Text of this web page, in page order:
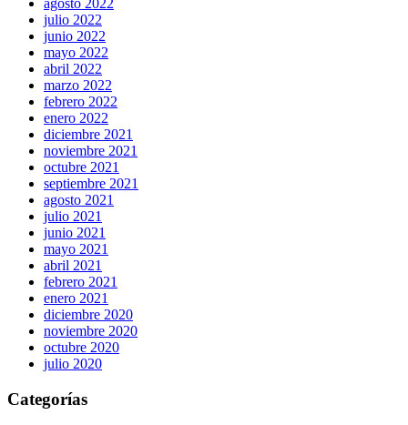
agosto 2022
julio 2022
junio 2022
mayo 2022
abril 2022
marzo 2022
febrero 2022
enero 2022
diciembre 2021
noviembre 2021
octubre 2021
septiembre 2021
agosto 2021
julio 2021
junio 2021
mayo 2021
abril 2021
febrero 2021
enero 2021
diciembre 2020
noviembre 2020
octubre 2020
julio 2020
Categorías